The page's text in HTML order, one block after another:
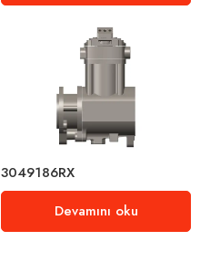
3049186RX
Devamını oku